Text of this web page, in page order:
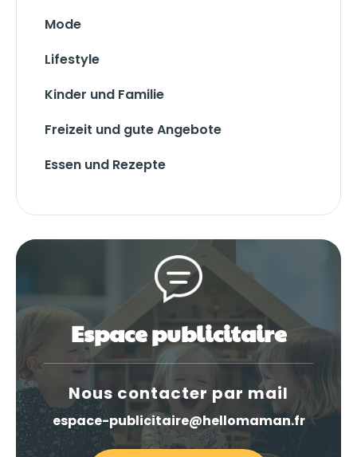
Mode
Lifestyle
Kinder und Familie
Freizeit und gute Angebote
Essen und Rezepte
Espace publicitaire
Nous contacter par mail
espace-publicitaire@hellomaman.fr